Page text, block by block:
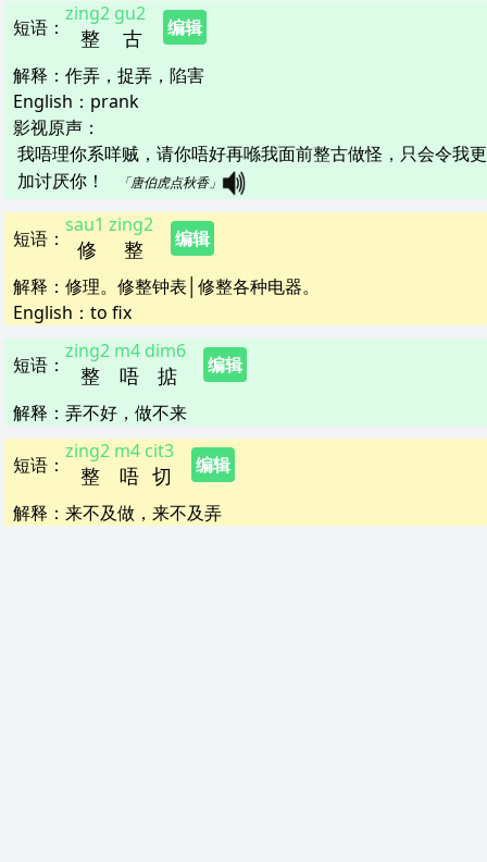
短语 ： 整
zing2
古
gu2
编辑
解释 ： 作弄，捉弄，陷害
English： prank
影视原声：
我唔理你系咩贼，请你唔好再喺我面前整古做怪，只会令我更
加讨厌你！
「唐伯虎点秋香」
短语 ： 修
sau1
整
zing2
编辑
解释 ： 修理。修整钟表│修整各种电器。
English： to fix
短语 ： 整
zing2
唔
m4
掂
dim6
编辑
解释 ： 弄不好，做不来
短语 ： 整
zing2
唔
m4
切
cit3
编辑
解释 ： 来不及做，来不及弄